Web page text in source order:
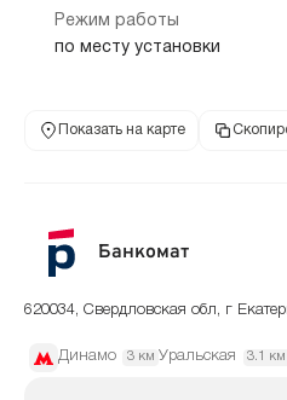
Режим работы
по месту установки
Показать на карте
Банкомат
620034, Свердловская обл, г
Динамо 3 км Уральская 3.1 км